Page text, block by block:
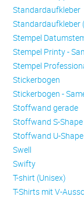
Standardaufkleber
Standardaufkleber
Stempel
Stempel Printy -
Stempel
Stickerbogen
Stickerbogen -
Stoffwand gerade
Stoffwand S-Shape
Stoffwand U-Shape
Swell
Swifty
T-shirt (Unisex)
T-Shirts mit V-